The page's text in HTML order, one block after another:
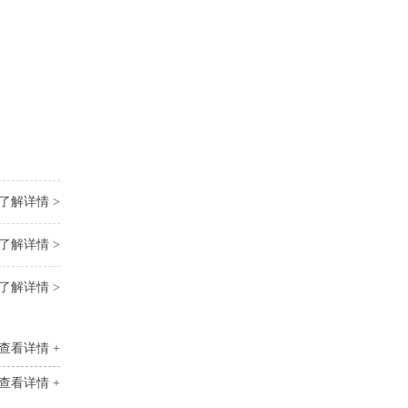
解详情 >
解详情 >
解详情 >
看详情 +
看详情 +